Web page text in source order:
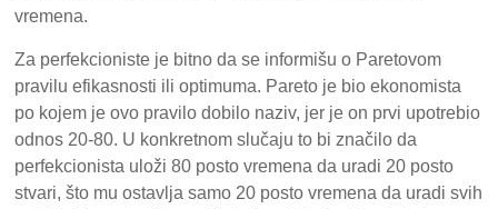
vremena.
Za perfekcioniste je bitno da se informišu o Paretovom
pravilu efikasnosti ili optimuma. Pareto je bio ekonomista
po kojem je ovo pravilo dobilo naziv, jer je on prvi upotrebio
odnos 20-80. U konkretnom slučaju to bi značilo da
perfekcionista uloži 80 posto vremena da uradi 20 posto
stvari, što mu ostavlja samo 20 posto vremena da uradi svih